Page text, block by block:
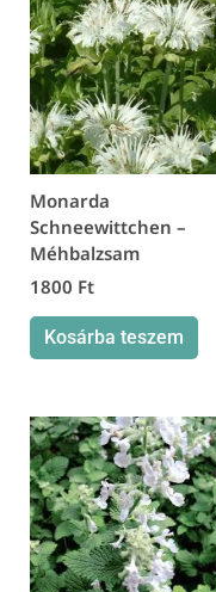
Monarda
Schneewittchen –
Méhbalzsam
1800 Ft
Kosárba teszem